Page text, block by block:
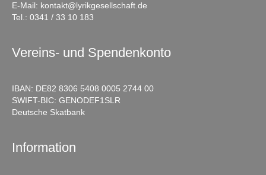
E-Mail: kontakt@lyrikgesellschaft.de
Tel.: 0341 / 33 10 183
Vereins- und Spendenkonto
IBAN: DE82 8306 5408 0005 2744 00
SWIFT-BIC: GENODEF1SLR
Deutsche Skatbank
Information